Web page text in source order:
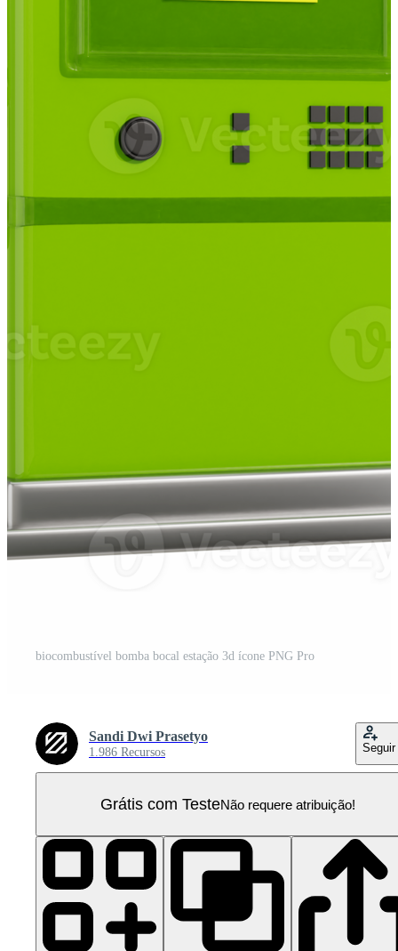
biocombustível bomba bocal estação 3d ícone PNG Pro
Sandi Dwi Prasetyo
1.986 Recursos Seguir
Grátis com TesteNão requere atribuição!